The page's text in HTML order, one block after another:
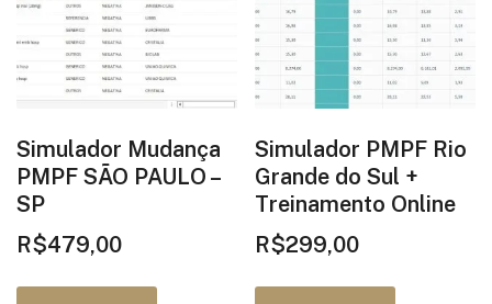
Simulador Mudança
PMPF SÃO PAULO –
SP
R$479,00
Simulador PMPF Rio
Grande do Sul +
Treinamento Online
R$299,00